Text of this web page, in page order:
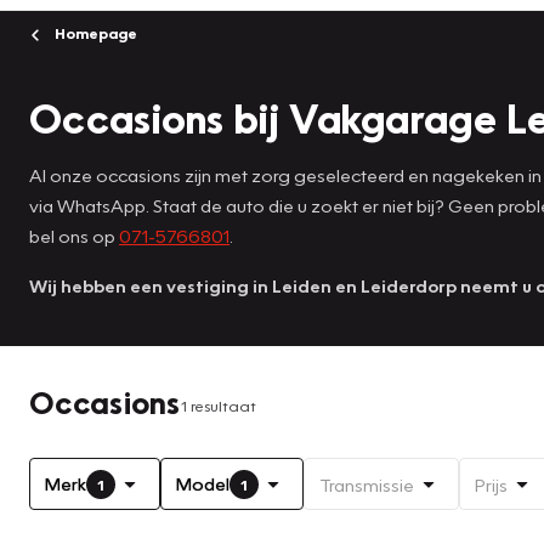
Homepage
Occasions bij Vakgarage
Al onze occasions zijn met zorg geselecteerd en nagekeken
via WhatsApp. Staat de auto die u zoekt er niet bij? Geen
bel ons op 071-5766801
Wij hebben een vestiging in Leiden en Leiderdorp neemt
Occasions1 resultaat
Merk 1 Model 1 Transmissie Prijs